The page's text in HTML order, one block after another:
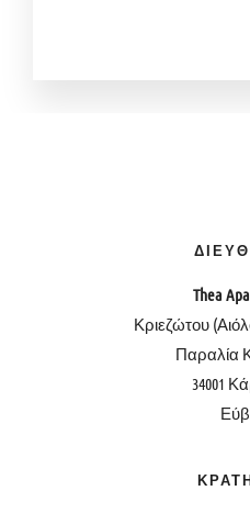
Thea
Κριεζώτου
Παραλία
34001